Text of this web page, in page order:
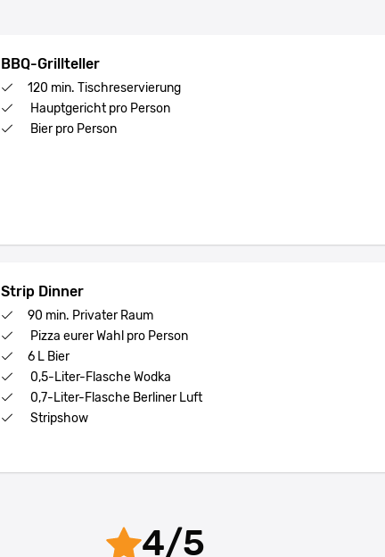
BBQ-Grillteller
120 min. Tischreservierung
Hauptgericht pro Person
Bier pro Person
Strip Dinner
90 min. Privater Raum
Pizza eurer Wahl pro Person
6 L Bier
0,5-Liter-Flasche Wodka
0,7-Liter-Flasche Berliner Luft
Stripshow
4/5